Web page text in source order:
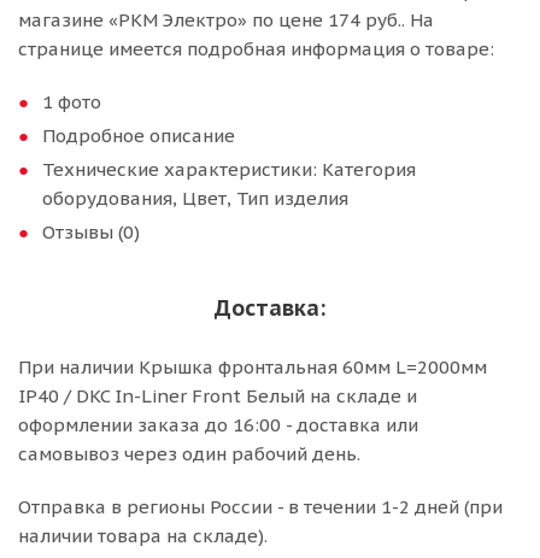
магазине «РКМ Электро» по цене 174 руб.. На
странице имеется подробная информация о товаре:
1 фото
Подробное описание
Технические характеристики: Категория
оборудования, Цвет, Тип изделия
Отзывы (0)
Доставка:
При наличии Крышка фронтальная 60мм L=2000мм
IP40 / DKC In-Liner Front Белый на складе и
оформлении заказа до 16:00 - доставка или
самовывоз через один рабочий день.
Отправка в регионы России - в течении 1-2 дней (при
наличии товара на складе).